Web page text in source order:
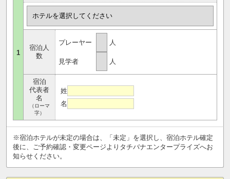
1
宿泊人
数
プレーヤー 人
見学者 人
宿泊
代表者
名
（ローマ
字）
姓
名
※宿泊ホテルが未定の場合は、「未定」を選択し、宿泊ホテル確定
後に、ご予約確認・変更ページよりタチバナエンタープライズへお
知らせください。